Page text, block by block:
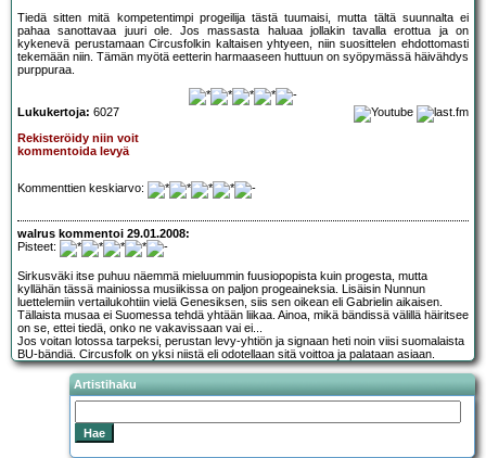
Tiedä sitten mitä kompetentimpi progeilija tästä tuumaisi, mutta tältä suunnalta ei
pahaa sanottavaa juuri ole. Jos massasta haluaa jollakin tavalla erottua ja on
kykenevä perustamaan Circusfolkin kaltaisen yhtyeen, niin suosittelen ehdottomasti
tekemään niin. Tämän myötä eetterin harmaaseen huttuun on syöpymässä häivähdys
purppuraa.
Lukukertoja: 6027
Rekisteröidy niin voit
kommentoida levyä
Kommenttien keskiarvo:
walrus kommentoi 29.01.2008:
Pisteet:
Sirkusväki itse puhuu näemmä mieluummin fuusiopopista kuin progesta, mutta
kyllähän tässä mainiossa musiikissa on paljon progeaineksia. Lisäisin Nunnun
luettelemiin vertailukohtiin vielä Genesiksen, siis sen oikean eli Gabrielin aikaisen.
Tällaista musaa ei Suomessa tehdä yhtään liikaa. Ainoa, mikä bändissä välillä häiritsee
on se, ettei tiedä, onko ne vakavissaan vai ei...
Jos voitan lotossa tarpeksi, perustan levy-yhtiön ja signaan heti noin viisi suomalaista
BU-bändiä. Circusfolk on yksi niistä eli odotellaan sitä voittoa ja palataan asiaan.
Artistihaku